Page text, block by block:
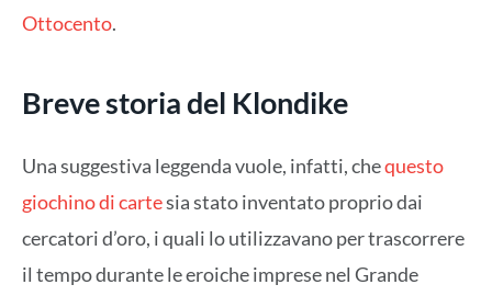
Ottocento.
Breve storia del Klondike
Una suggestiva leggenda vuole, infatti, chequesto
giochino di cartesia stato inventato proprio dai
cercatori d’oro, i quali lo utilizzavano per trascorrere
il tempo durante le eroiche imprese nel Grande